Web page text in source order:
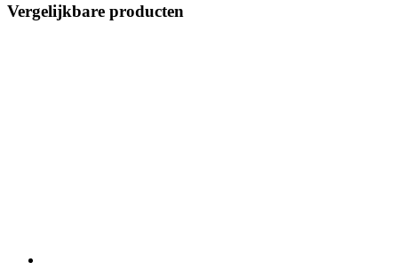
Vergelijkbare producten